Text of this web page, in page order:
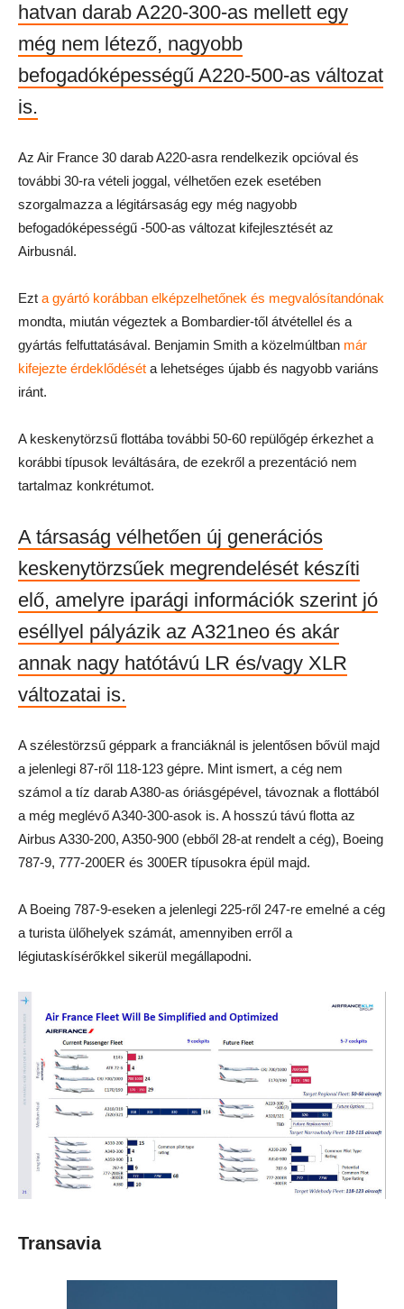
hatvan darab A220-300-as mellett egy
még nem létező, nagyobb
befogadóképességű A220-500-as változat
is.
Az Air France 30 darab A220-asra rendelkezik opcióval és
további 30-ra vételi joggal, vélhetően ezek esetében
szorgalmazza a légitársaság egy még nagyobb
befogadóképességű -500-as változat kifejlesztését az
Airbusnál.
Ezt a gyártó korábban elképzelhetőnek és megvalósítandónak
mondta, miután végeztek a Bombardier-től átvétellel és a
gyártás felfuttatásával. Benjamin Smith a közelmúltban már
kifejezte érdeklődését a lehetséges újabb és nagyobb variáns
iránt.
A keskenytörzsű flottába további 50-60 repülőgép érkezhet a
korábbi típusok leváltására, de ezekről a prezentáció nem
tartalmaz konkrétumot.
A társaság vélhetően új generációs
keskenytörzsűek megrendelését készíti
elő, amelyre iparági információk szerint jó
eséllyel pályázik az A321neo és akár
annak nagy hatótávú LR és/vagy XLR
változatai is.
A szélestörzsű géppark a franciáknál is jelentősen bővül majd
a jelenlegi 87-ről 118-123 gépre. Mint ismert, a cég nem
számol a tíz darab A380-as óriásgépével, távoznak a flottából
a még meglévő A340-300-asok is. A hosszú távú flotta az
Airbus A330-200, A350-900 (ebből 28-at rendelt a cég), Boeing
787-9, 777-200ER és 300ER típusokra épül majd.
A Boeing 787-9-eseken a jelenlegi 225-ről 247-re emelné a cég
a turista ülőhelyek számát, amennyiben erről a
légiutaskísérőkkel sikerül megállapodni.
Transavia